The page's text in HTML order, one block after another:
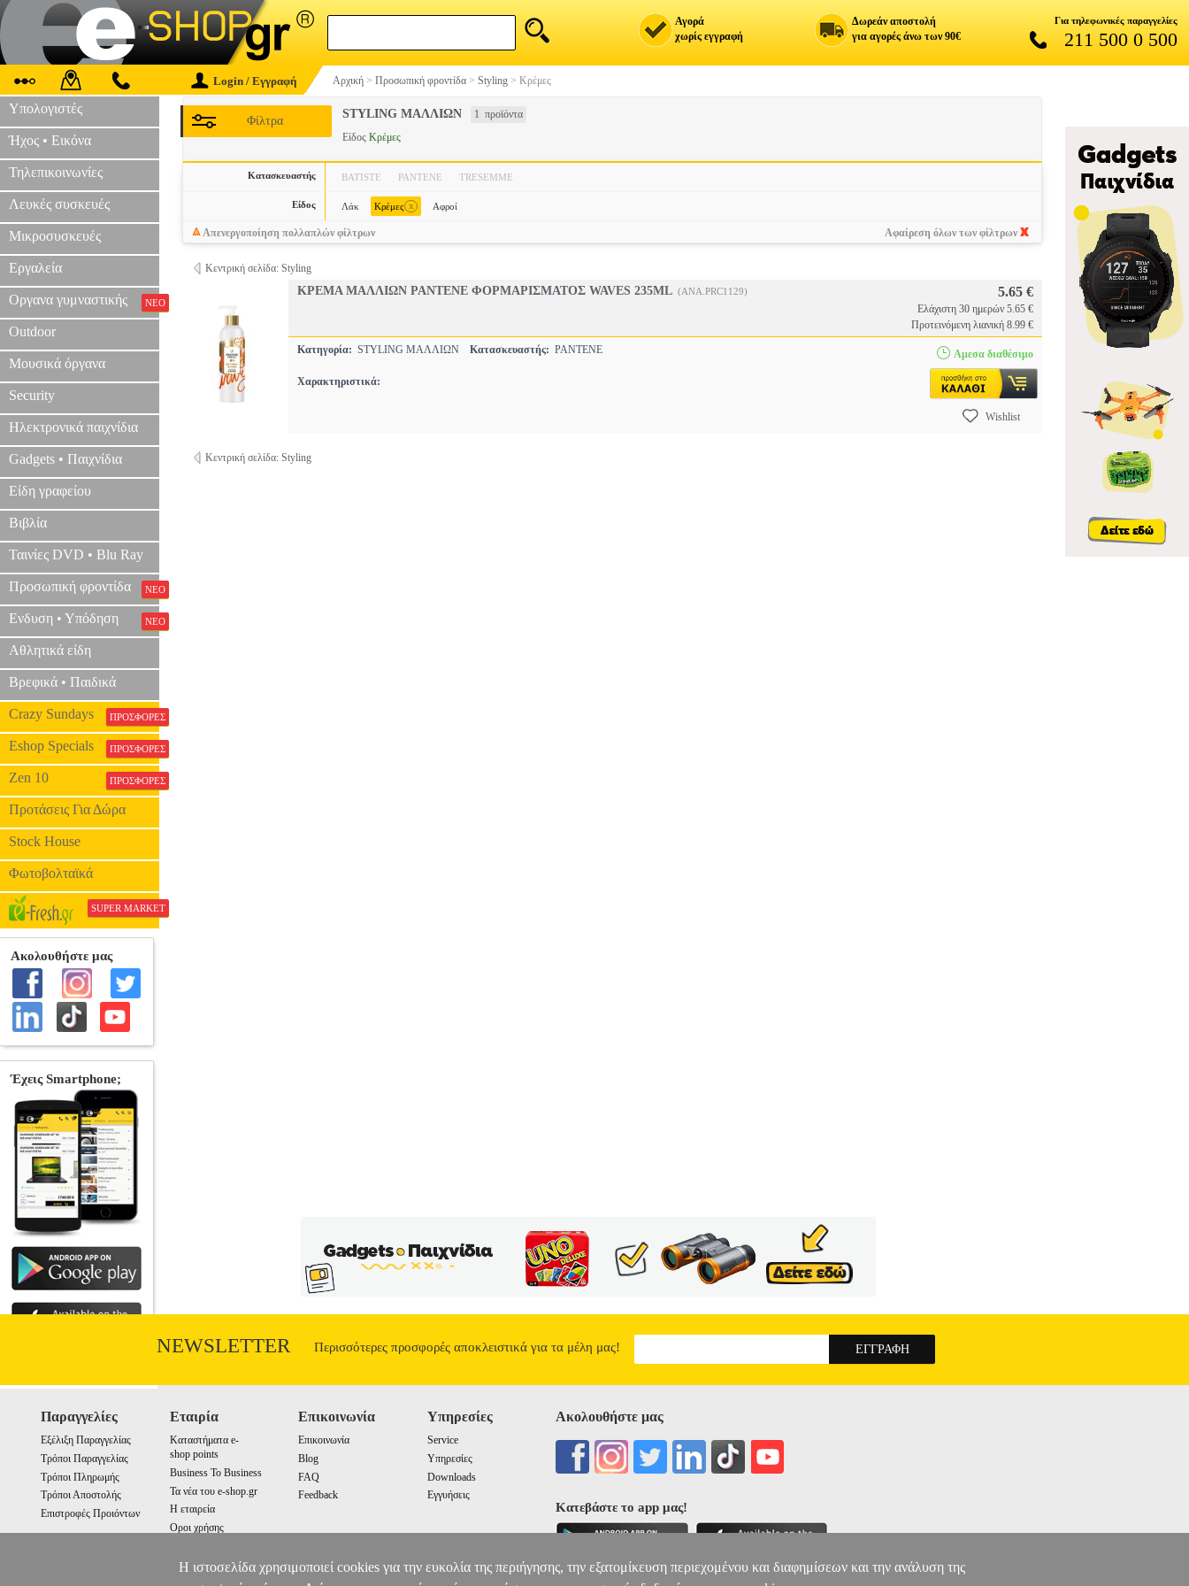
Αγορά
χωρίς εγγραφή
Δωρεάν αποστολή
για αγορές άνω των 90€
Για τηλεφωνικές παραγγελίες
211 500 0 500
Login / Εγγραφή Αρχική > Προσωπική φροντίδα > Styling > Κρέμες
Υπολογιστές
Ήχος • Εικόνα
Τηλεπικοινωνίες
Λευκές συσκευές
Μικροσυσκευές
Εργαλεία
Οργανα γυμναστικής ΝΕΟ
Outdoor
Μουσικά όργανα
Security
Ηλεκτρονικά παιχνίδια
Gadgets • Παιχνίδια
Είδη γραφείου
Βιβλία
Ταινίες DVD • Blu Ray
Προσωπική φροντίδα ΝΕΟ
Ενδυση • Υπόδηση ΝΕΟ
Αθλητικά είδη
Βρεφικά • Παιδικά
Crazy Sundays ΠΡΟΣΦΟΡΕΣ
Eshop Specials ΠΡΟΣΦΟΡΕΣ
Zen 10 ΠΡΟΣΦΟΡΕΣ
Προτάσεις Για Δώρα
Stock House
Φωτοβολταϊκά
SUPER MARKET
STYLING ΜΑΛΛΙΩΝ 1 προϊόντα
Φίλτρα
Είδος Κρέμες
Κατασκευαστής BATISTE PANTENE TRESEMME
Είδος Λάκ Κρέμες x Αφροί
Απενεργοποίηση πολλαπλών φίλτρων Αφαίρεση όλων των φίλτρων
Κεντρική σελίδα: Styling
ΚΡΕΜΑ ΜΑΛΛΙΩΝ PANTENE ΦΟΡΜΑΡΙΣΜΑΤΟΣ WAVES 235ML (ANA.PRC1129) 5.65 €
Ελάχιστη 30 ημερών 5.65 €
Προτεινόμενη λιανική 8.99 €
Κατηγορία: STYLING ΜΑΛΛΙΩΝ Κατασκευαστής: PANTENE
Χαρακτηριστικά:
Αμεσα διαθέσιμο
Wishlist
Κεντρική σελίδα: Styling
NEWSLETTER Περισσότερες προσφορές αποκλειστικά για τα μέλη μας!
Παραγγελίες
Εξέλιξη Παραγγελίας
Τρόποι Παραγγελίας
Τρόποι Πληρωμής
Τρόποι Αποστολής
Επιστροφές Προιόντων
Εταιρία
Καταστήματα e-
shop points
Business To Business
Τα νέα του e-shop.gr
Η εταιρεία
Οροι χρήσης
Επικοινωνία
Επικοινωνία
Blog
FAQ
Feedback
Υπηρεσίες
Service
Υπηρεσίες
Downloads
Εγγυήσεις
Ακολουθήστε μας
Κατεβάστε το app μας!
Η ιστοσελίδα χρησιμοποιεί cookies για την ευκολία της περιήγησης, την εξατομίκευση περιεχομένου και διαφημίσεων και την ανάλυση της